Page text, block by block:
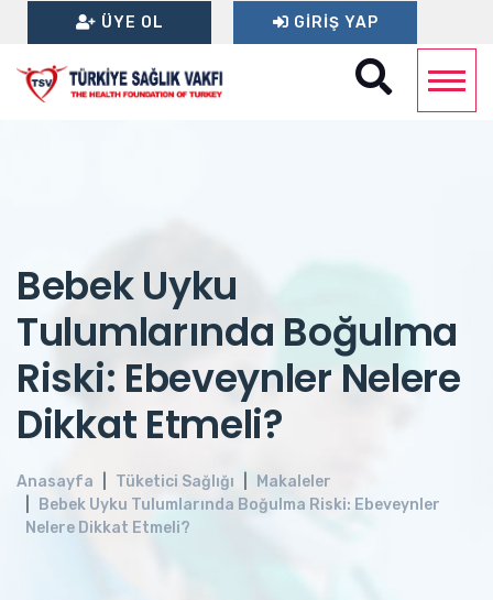
ÜYE OL GIRIŞ YAP
Bebek Uyku
Tulumlarında Boğulma
Riski: Ebeveynler Nelere
Dikkat Etmeli?
Anasayfa Tüketici Sağlığı
Makaleler
Bebek Uyku Tulumlarında Boğulma Riski: Ebeveynler
Nelere Dikkat Etmeli?